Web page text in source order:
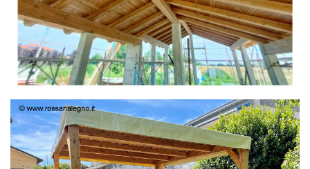
TETTO IN ABETE LAMELLARE PRETAGLIATO